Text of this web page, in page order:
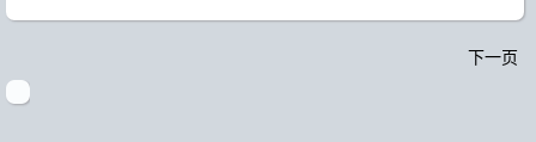
下一页